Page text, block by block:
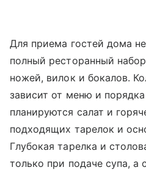
Для приема гостей дома
полный ресторанный
ножей, вилок и бокалов.
зависит от меню и
планируются салат и
подходящих тарелок и
Глубокая тарелка и
только при подаче супа, а